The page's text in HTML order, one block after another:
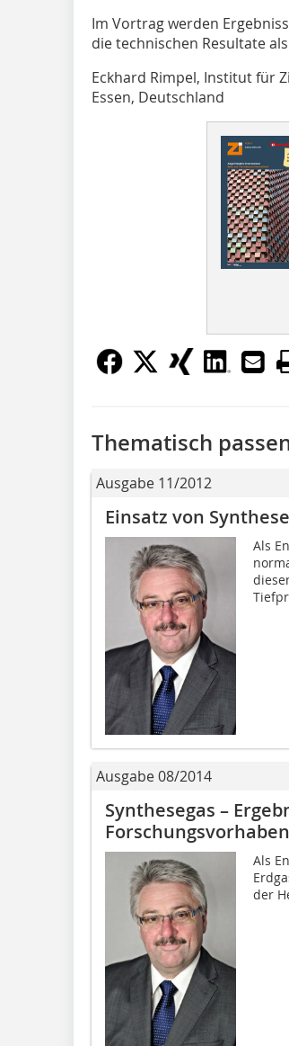
Im Vortrag werden
die technischen Resultate
Eckhard Rimpel, Institut für
Essen, Deutschland
Thematisch
Ausgabe 11/2012
Einsatz von
Als
Ausgabe 08/2014
Synthesegas –
Als
der